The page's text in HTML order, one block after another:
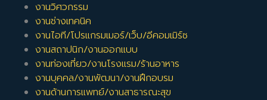
งานวิศวกรรม
งานช่างเทคนิค
งานไอที/โปรแกรมเมอร์/เว็บ/อีคอมเมิร์ซ
งานสถาปนิก/งานออกแบบ
งานท่องเที่ยว/งานโรงแรม/ร้านอาหาร
งานบุคคล/งานพัฒนา/งานฝึกอบรม
งานด้านการแพทย์/งานสาธารณะสุข